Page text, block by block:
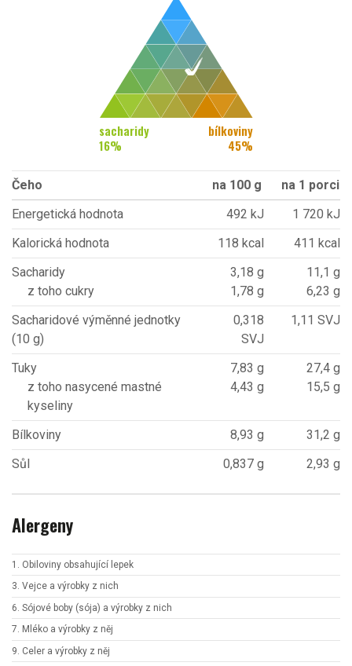
sacharidy
16%
bílkoviny
45%
Čeho na 100 g
na 1 porci
Energetická hodnota
492 kJ
1 720 kJ
Kalorická hodnota
118 kcal
411 kcal
Sacharidy
z toho cukry
3,18 g
1,78 g
11,1 g
6,23 g
Sacharidové výměnné jednotky
(10 g)
0,318
SVJ
1,11 SVJ
Tuky
z toho nasycené mastné
kyseliny
7,83 g
4,43 g
27,4 g
15,5 g
Bílkoviny 8,93 g
31,2 g
Sůl
0,837 g 2,93 g
Alergeny
1. Obiloviny obsahující lepek
3. Vejce a výrobky z nich
6. Sójové boby (sója) a výrobky z nich
7. Mléko a výrobky z něj
9. Celer a výrobky z něj